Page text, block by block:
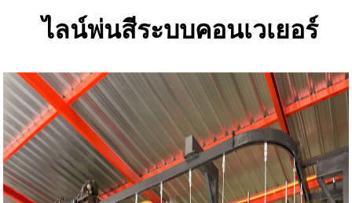
ไลน์พ่นสีระบบคอนเวเยอร์